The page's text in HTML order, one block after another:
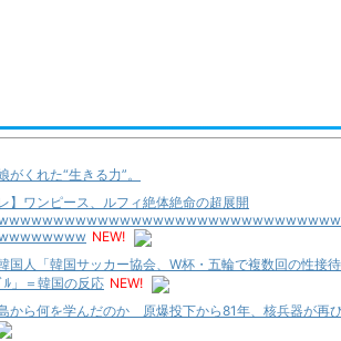
がくれた“生きる力”。
】ワンピース、ルフィ絶体絶命の超展開
NEW!
韓国人「韓国サッカー協会、W杯・五輪で複数回の性接
」＝韓国の反応 NEW!
から何を学んだのか 原爆投下から81年、核兵器が再